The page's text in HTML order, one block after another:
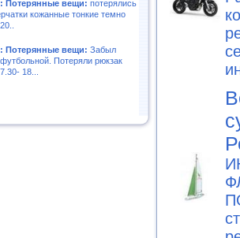
Потерянные вещи: потерялись
кожанные тонкие темно
Потерянные вещи: Забыл
Потеряли рюкзак
18...